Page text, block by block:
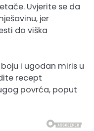
Uvjerite se da
jer
do viška
i ugodan miris u
recept
povrća, poput